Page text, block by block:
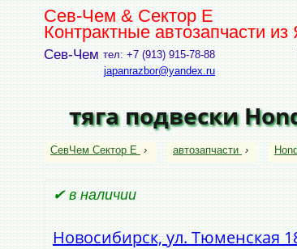
Сев-Чем & Сектор Е
Контрактные автозапчасти
Сев-Чем тел: +7 (913) 915-78-88
japanrazbor@yandex.ru
тяга подвески
СевЧем Сектор Е › автозапчасти ›
✔ в наличии
Новосибирск, ул. Тюменская